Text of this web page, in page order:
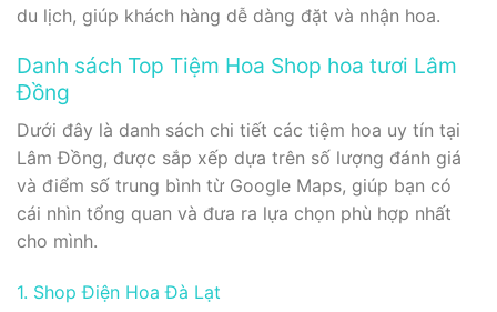
du lịch, giúp khách hàng dễ dàng đặt và nhận hoa.
Danh sách Top Tiệm Hoa Shop hoa tươi Lâm
Đồng
Dưới đây là danh sách chi tiết các tiệm hoa uy tín tại
Lâm Đồng, được sắp xếp dựa trên số lượng đánh giá
và điểm số trung bình từ Google Maps, giúp bạn có
cái nhìn tổng quan và đưa ra lựa chọn phù hợp nhất
cho mình.
1. Shop Điện Hoa Đà Lạt